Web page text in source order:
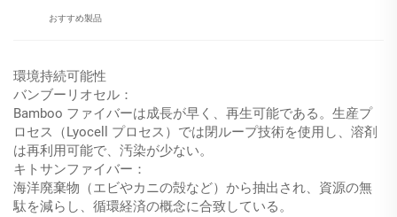
おすすめ製品
環境持続可能性
バンブーリオセル：
Bamboo ファイバーは成長が早く、再生可能である。生産プ
ロセス（Lyocell プロセス）では閉ループ技術を使用し、溶剤
は再利用可能で、汚染が少ない。
キトサンファイバー：
海洋廃棄物（エビやカニの殻など）から抽出され、資源の無
駄を減らし、循環経済の概念に合致している。